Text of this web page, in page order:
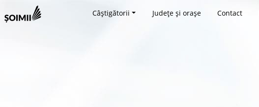
Câștigătorii Județe și orașe Contact